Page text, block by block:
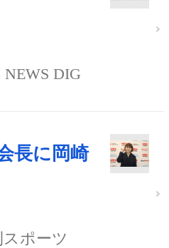
NEWS DIG
長に岡崎
スポーツ